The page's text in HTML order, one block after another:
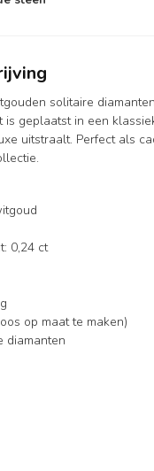
solitaire
is geplaatst in een
uitstraalt. Perfect als
0,24 ct
op maat te maken)
diamanten